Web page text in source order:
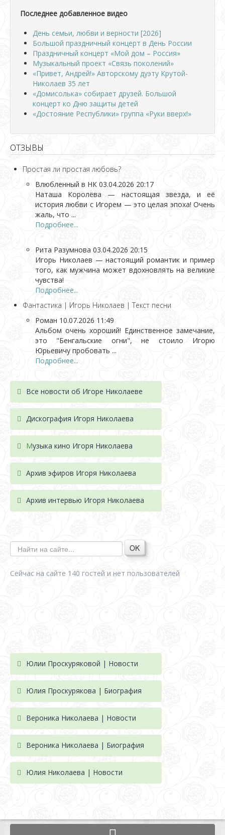
Последнее добавленное видео
День семьи, любви и верности [2026]
Большой праздничный концерт в День России
Праздничный концерт «Мой дом – Россия»
Музыкальный проект «Связь поколений»
«Привет, Андрей!» Авторскому дуэту Крутой-
Николаев 35 лет
«Домисолька» собирает друзей. Большой
концерт ко Дню защиты детей
«Достояние Республики» группа «Руки вверх!»
ОТЗЫВЫ
Простая ли простая любовь?
Влюбленный в НК 03.04.2026 20:17
Наташа Королёва — настоящая звезда, и её
история любви с Игорем — это целая эпоха! Очень
жаль, что ...
Подробнее...
Рита Разумнова 03.04.2026 20:15
Игорь Николаев — настоящий романтик и пример
того, как мужчина может вдохновлять на великие
чувства!
Подробнее...
Фантастика | Игорь Николаев | Текст песни
Роман 10.07.2026 11:49
Альбом очень хороший! Единственное замечание,
это "Бенгальские огни", не стоило Игорю
Юрьевичу пробовать ...
Подробнее...
Все новости об Игоре Николаеве
Дискография Игоря Николаева
Музыка кино Игоря Николаева
Архив эфиров Игоря Николаева
Архив интервью Игоря Николаева
OK
Сейчас на сайте 140 гостей и нет пользователей
Юлии Проскуряковой | Новости
Юлия Проскурякова | Биография
Вероника Николаева | Новости
Вероника Николаева | Биография
Юлия Николаева | Новости